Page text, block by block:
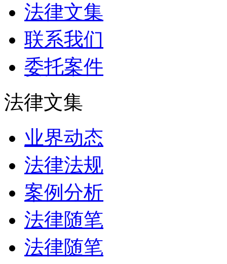
法律文集
联系我们
委托案件
法律文集
业界动态
法律法规
案例分析
法律随笔
法律随笔